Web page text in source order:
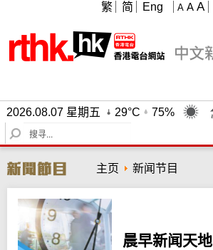
A A A
繁 简 Eng
2026.08.07 星期五 29°C
75%
S
e
r
c
h
主页 新闻节目
晨早新闻天地